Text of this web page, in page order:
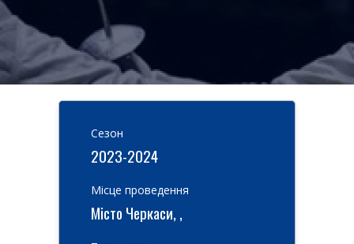
Cезон
2023-2024
Місце проведення
Місто Черкаси, ,